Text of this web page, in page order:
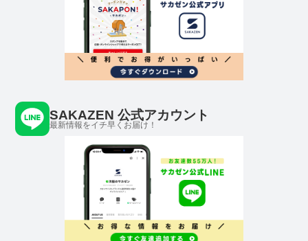
SAKAZEN 公式アカウント
最新情報をイチ早くお届け！